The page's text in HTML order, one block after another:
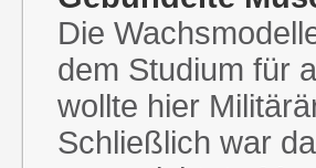
Die
dem Studium für
wollte hier
Schließlich war